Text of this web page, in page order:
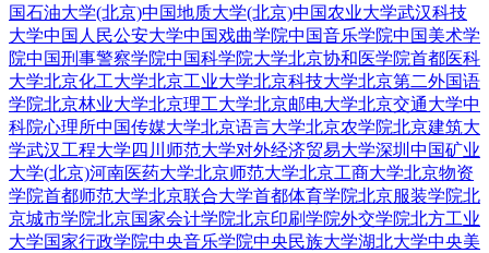
国石油大学(北京)中国地质大学(北京)中国农业大学武汉科技
大学中国人民公安大学中国戏曲学院中国音乐学院中国美术学
院中国刑事警察学院中国科学院大学北京协和医学院首都医科
大学北京化工大学北京工业大学北京科技大学北京第二外国语
学院北京林业大学北京理工大学北京邮电大学北京交通大学中
科院心理所中国传媒大学北京语言大学北京农学院北京建筑大
学武汉工程大学 四川师范大学对外经济贸易大学深圳 中国矿业
大学(北京)河南医药大学北京师范大学北京工商大学北京物资
学院首都师范大学北京联合大学首都体育学院北京服装学院北
京城市学院北京国家会计学院北京印刷学院外交学院北方工业
大学国家行政学院中央音乐学院中央民族大学湖北大学中央美